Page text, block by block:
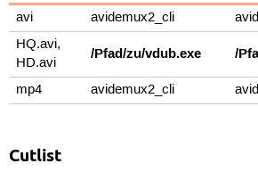
avi avidemux2_cli
HQ.avi,
HD.avi
/Pfad/zu/vdub.exe /
mp4 avidemux2_cli
Cutlist